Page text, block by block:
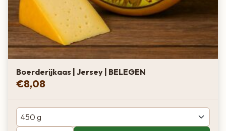
Boerderijkaas | Jersey | BELEGEN
€8,08